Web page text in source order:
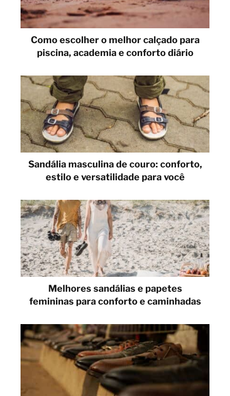
Como escolher o melhor calçado para
piscina, academia e conforto diário
Sandália masculina de couro: conforto,
estilo e versatilidade para você
Melhores sandálias e papetes
femininas para conforto e caminhadas